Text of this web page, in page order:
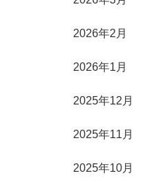
2026年2月
2026年1月
2025年12月
2025年11月
2025年10月